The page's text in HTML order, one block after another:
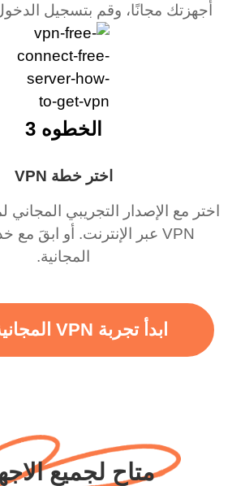
أجهزتك مجانًا، وقم بتسجيل
اختر خطة VPN
اختر مع الإصدار التجريبي المجاني
المجانية.
الخطوه 3
ابدأ تجربة VPN المجانية الآن
متاح لجميع